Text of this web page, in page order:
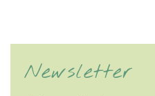
Newsletter